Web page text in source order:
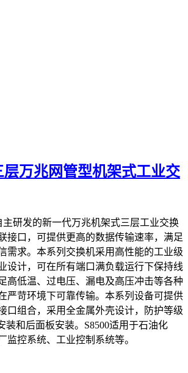
层万兆网管型机架式工业交
主研发的新一代万兆机架式三层工业交换
接口，可提供更高的数据传输速率，满足
需求。本系列交换机采用高性能的工业级
设计，可在所有端口满负载运行下保持线
高低温、过电压、漏电及高压冲击等各种
严苛环境下可靠传输。本系列设备可提供
口组合，采用全金属外壳设计，防护等级
装和后面板安装。S8500适用于石油化
监控系统、工业控制系统等。